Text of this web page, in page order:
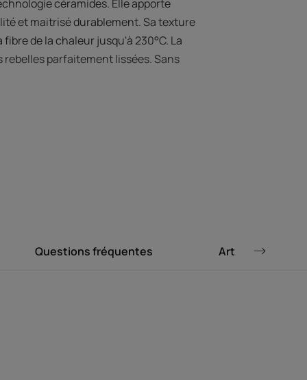
céramides. Elle apporte
et maitrisé durablement. Sa texture
de la chaleur jusqu'à 230°C. La
parfaitement lissées. Sans
formulation
Questions fréquentes Articles liés